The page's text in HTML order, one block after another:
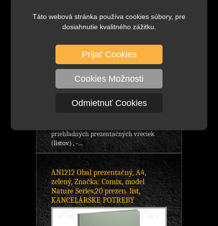
Táto webová stránka používa cookies súbory, pre
dosiahnutie kvalitného zážitku.
Prijať Cookies
Cookies Možnosti
Odmietnuť Cookies
bez DPH
5,22 €
Skladom viac ako 500 ks
DETAIL
priehľadných prezentačných vreciek
(listov) , -...
AN1212 Obal prezentačný, A4,
zelený, Značka: Comix, model
Nature Series,20 prezen. list,
KANCELÁRSKE POTREBY